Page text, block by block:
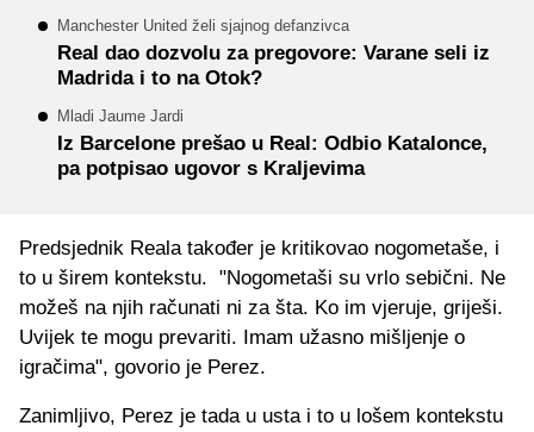
Manchester United želi sjajnog defanzivca
Real dao dozvolu za pregovore: Varane seli iz
Madrida i to na Otok?
Mladi Jaume Jardi
Iz Barcelone prešao u Real: Odbio Katalonce,
pa potpisao ugovor s Kraljevima
Predsjednik Reala također je kritikovao nogometaše, i
to u širem kontekstu. "Nogometaši su vrlo sebični. Ne
možeš na njih računati ni za šta. Ko im vjeruje, griješi.
Uvijek te mogu prevariti. Imam užasno mišljenje o
igračima", govorio je Perez.
Zanimljivo, Perez je tada u usta i to u lošem kontekstu